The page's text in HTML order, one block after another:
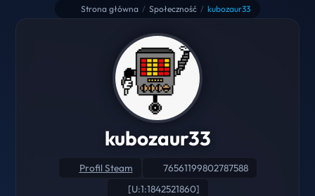
Strona główna / Społeczność / kubozaur33
kubozaur33
Profil Steam
76561199802787588
[U:1:1842521860]